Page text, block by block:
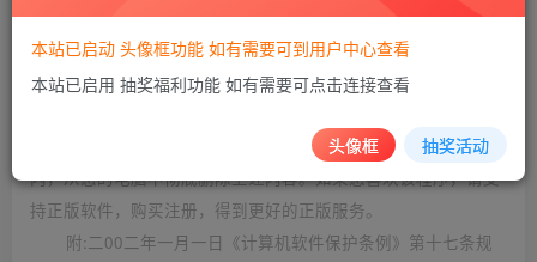
©版权声明
本站所发布的一切资源仅限用于学习和研究目的;不得将上述内容
来自网络，版权争议与本站无关。您必须在下载后的24个小时之
内，从您的电脑中彻底删除上述内容。如果您喜欢该程序，请支
持正版软件，购买注册，得到更好的正版服务。
附:二00二年一月一日《计算机软件保护条例》第十七条规
本站已启动 头像框功能 如有需要可到用户中心查看
本站已启用 抽奖福利功能 如有需要可点击连接查看
头像框 抽奖活动